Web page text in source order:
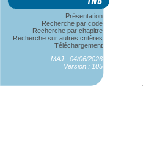
Présentation
Recherche par code
Recherche par chapitre
Recherche sur autres critères
Téléchargement
MAJ : 04/06/2026
Version : 105